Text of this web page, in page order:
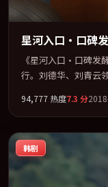
星河入口·口碑
《星河入口·口碑发
行。刘德华、刘青云
「战争」类型为骨架
2018-01-24 在内地
碑稳健，适合喜欢强
94,777 热度7.3 分
韩剧